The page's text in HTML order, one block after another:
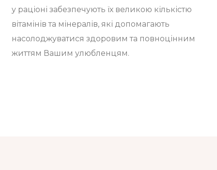
у раціоні забезпечують їх великою кількістю
вітамінів та мінералів, які допомагають
насолоджуватися здоровим та повноцінним
життям Вашим улюбленцям.